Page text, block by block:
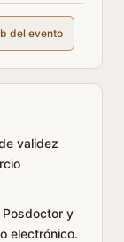
del evento
validez
Posdoctor y
electrónico.